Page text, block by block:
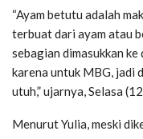
“Ayam betutu adalah
terbuat dari ayam atau
sebagian dimasukkan
karena untuk MBG, jadi
utuh,” ujarnya, Selasa
Menurut Yulia, meski